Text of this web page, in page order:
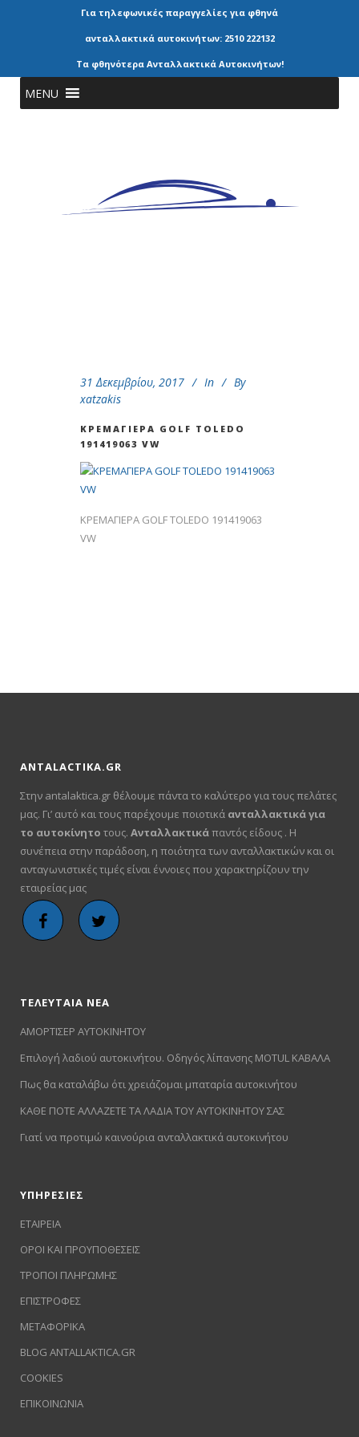
Για τηλεφωνικές παραγγελίες για φθηνά
ανταλλακτικά αυτοκινήτων: 2510 222132
Τα φθηνότερα Ανταλλακτικά Αυτοκινήτων!
MENU
31 Δεκεμβρίου, 2017 In
By
xatzakis
ΚΡΕΜΑΓΙΕΡΑ GOLF ΤOLEDO
191419063 VW
ΚΡΕΜΑΓΙΕΡΑ GOLF ΤOLEDO 191419063
VW
ANTALACTIKA.GR
Στην antalaktica.gr θέλουμε πάντα το καλύτερο για τους πελάτες
μας. Γι’ αυτό και τους παρέχουμε ποιοτικά ανταλλακτικά για
το αυτοκίνητο τους. Ανταλλακτικάπαντός είδους . Η
συνέπεια στην παράδοση, η ποιότητα των ανταλλακτικών και οι
ανταγωνιστικές τιμές είναι έννοιες που χαρακτηρίζουν την
εταιρείας μας
ΤΕΛΕΥΤΑΙΑ ΝΕΑ
ΑΜΟΡΤΙΣΕΡ ΑΥΤΟΚΙΝΗΤΟΥ
Επιλογή λαδιού αυτοκινήτου. Οδηγός λίπανσης MOTUL ΚΑΒΑΛΑ
Πως θα καταλάβω ότι χρειάζομαι μπαταρία αυτοκινήτου
ΚΑΘΕ ΠΟΤΕ ΑΛΛΑΖΕΤΕ ΤΑ ΛΑΔΙΑ ΤΟΥ ΑΥΤΟΚΙΝΗΤΟΥ ΣΑΣ
Γιατί να προτιμώ καινούρια ανταλλακτικά αυτοκινήτου
ΥΠΗΡΕΣΙΕΣ
ΕΤΑΙΡΕΙΑ
ΟΡΟΙ ΚΑΙ ΠΡΟΥΠΟΘΕΣΕΙΣ
ΤΡΟΠΟΙ ΠΛΗΡΩΜΗΣ
ΕΠΙΣΤΡΟΦΕΣ
ΜΕΤΑΦΟΡΙΚΑ
BLOG ANTALLAKTICA.GR
COOKIES
ΕΠΙΚΟΙΝΩΝΙΑ